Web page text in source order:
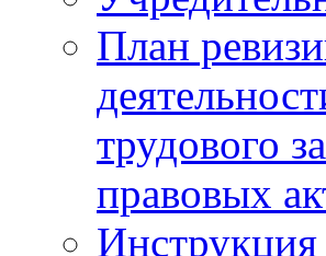
План
трудового
правовых
Инструкция